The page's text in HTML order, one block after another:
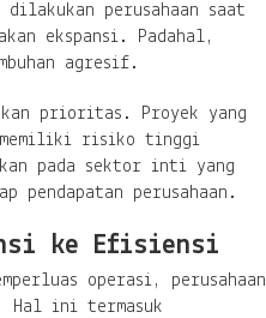
dilakukan perusahaan saat
ekspansi. Padahal,
agresif.
prioritas. Proyek yang
memiliki risiko tinggi
pada sektor inti yang
pendapatan perusahaan.
ke Efisiensi
operasi, perusahaan
Hal ini termasuk